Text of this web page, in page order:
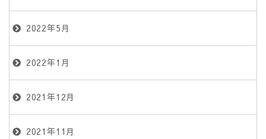
2022年5月
2022年1月
2021年12月
2021年11月